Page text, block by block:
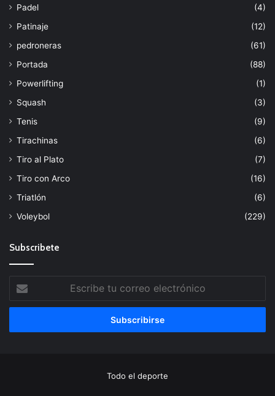
Padel
(4)
Patinaje
(12)
pedroneras
(61)
Portada
(88)
Powerlifting
(1)
Squash
(3)
Tenis
(9)
Tirachinas
(6)
Tiro al Plato
(7)
Tiro con Arco
(16)
Triatlón
(6)
Voleybol
(229)
Subscribete
tu
correo
Todo el deporte